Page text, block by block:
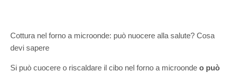
Cottura nel forno a microonde: può nuocere alla salute? Cosa
devi sapere
Si può cuocere o riscaldare il cibo nel forno a microonde o può